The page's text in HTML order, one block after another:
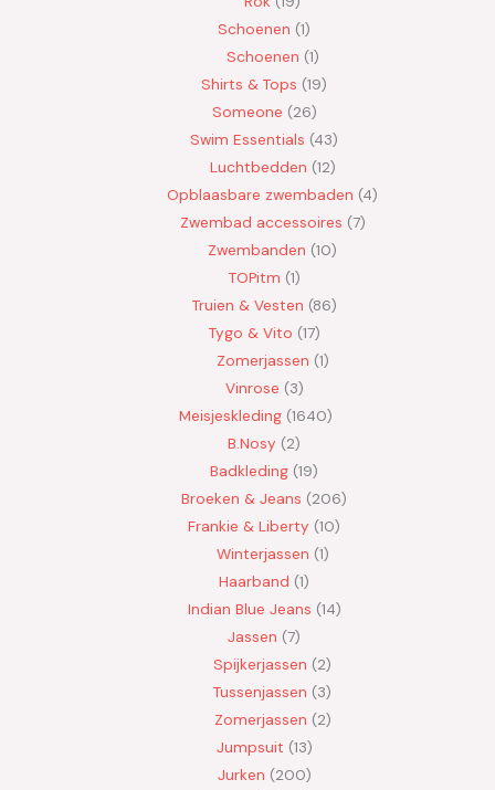
Schoenen 1
Schoenen 1
Shirts & Tops 19
Someone 26
Swim Essentials 43
Luchtbedden 12
Opblaasbare zwembaden 4
Zwembad accessoires 7
Zwembanden 10
TOPitm 1
Truien & Vesten 86
Tygo & Vito 17
Zomerjassen 1
Vinrose 3
Meisjeskleding 1640
B.Nosy
2
Badkleding 19
Broeken & Jeans
206
Frankie & Liberty 10
Winterjassen 1
Haarband 1
Indian Blue Jeans 14
Jassen 7
Spijkerjassen
2
Tussenjassen
3
Zomerjassen 2
Jumpsuit 13
Jurken 200